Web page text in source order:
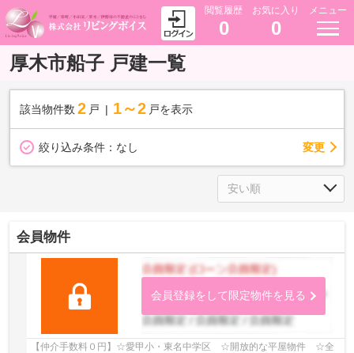
閲覧履歴
0
お気に入り
0
メニュー
厚木市船子 戸建一覧
該当物件数 2 戸 1～2 戸を表示
絞り込み条件： なし 変更
会員物件
会員登録をして限定物件を見る
【仲介手数料０円】☆愛甲小・東名中学区 ☆開放的な平屋物件 ☆全